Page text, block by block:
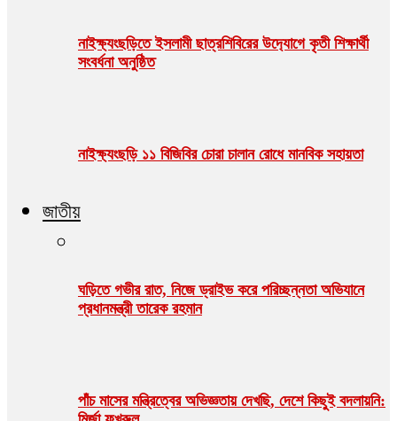
নাইক্ষ‍‍্যংছড়িতে ইসলামী ছাত্রশিবিরের উদ‍্যোগে কৃতী শিক্ষার্থী
সংবর্ধনা অনুষ্ঠিত
নাইক্ষ্যংছড়ি ১১ বিজিবির চোরা চালান রোধে মানবিক সহায়তা
জাতীয়
ঘড়িতে গভীর রাত, নিজে ড্রাইভ করে পরিচ্ছন্নতা অভিযানে
প্রধানমন্ত্রী তারেক রহমান
পাঁচ মাসের মন্ত্রিত্বের অভিজ্ঞতায় দেখছি, দেশে কিছুই বদলায়নি: